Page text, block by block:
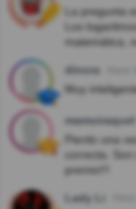
La pregunta
Los
matemática,
dinora
Muy
mamuiraquel
Pierdo una
correcta.
premio!!!
Lady Li